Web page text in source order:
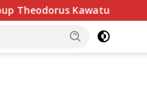
Hadiri HUT ke-166